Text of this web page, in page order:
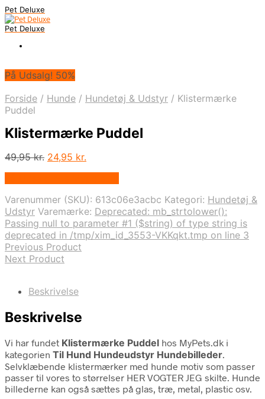
Pet Deluxe
Pet Deluxe
På Udsalg! 50%
Forside / Hunde / Hundetøj & Udstyr / Klistermærke
Puddel
Klistermærke Puddel
49,95kr. Den
49,95 kr..
24,95 kr.
24,95 kr..
Varenummer (SKU): 613c06e3acbc Kategori: Hundetøj &
Udstyr Varemærke: Deprecated: mb_strtolower():
Passing null to parameter #1 ($string) of type string is
deprecated in /tmp/xim_id_3553-VKKqkt.tmp on line 3
Previous Product
Next Product
Beskrivelse
Beskrivelse
Vi har fundet Klistermærke Puddel hos MyPets.dk i
kategorien Til Hund Hundeudstyr Hundebilleder.
Selvklæbende klistermærker med hunde motiv som passer
passer til vores to størrelser HER VOGTER JEG skilte. Hunde
billederne kan også sættes på glas, træ, metal, plastic osv.